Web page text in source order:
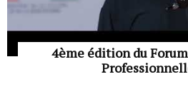
4ème édition du